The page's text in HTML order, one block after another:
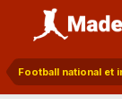
Football national et